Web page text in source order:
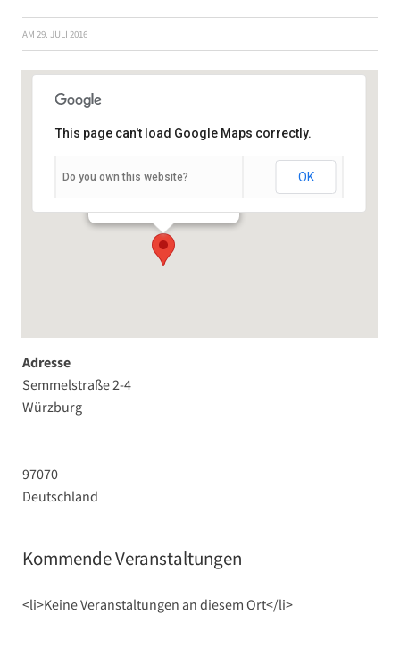
AM 29. JULI 2016
Veranstaltungen
This page can't load Google Maps correctly.
Do you own this website? OK
Adresse
Semmelstraße 2-4
Würzburg
97070
Deutschland
Kommende Veranstaltungen
<li>Keine Veranstaltungen an diesem Ort</li>